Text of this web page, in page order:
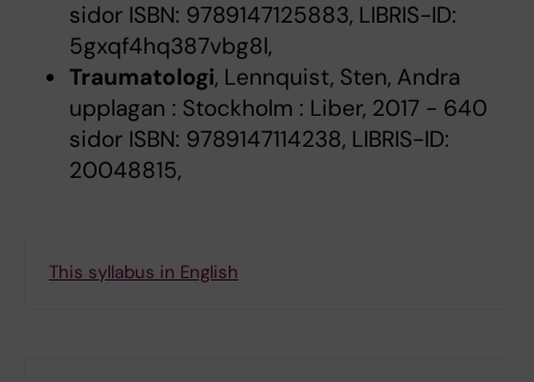
sidor ISBN: 9789147125883, LIBRIS-ID:
5gxqf4hq387vbg8l,
Traumatologi, Lennquist, Sten, Andra
upplagan : Stockholm : Liber, 2017 - 640
sidor ISBN: 9789147114238, LIBRIS-ID:
20048815,
This syllabus in English